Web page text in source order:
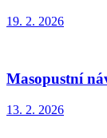
19. 2. 2026
Masopustní
13. 2. 2026